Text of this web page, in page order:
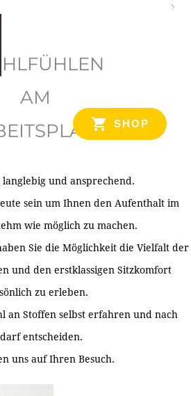
SHOP
AM
langlebig und ansprechend.
sein um Ihnen den Aufenthalt im
wie möglich zu machen.
Sie die Möglichkeit die Vielfalt der
und den erstklassigen Sitzkomfort
zu erleben.
an Stoffen selbst erfahren und nach
entscheiden.
uns auf Ihren Besuch.